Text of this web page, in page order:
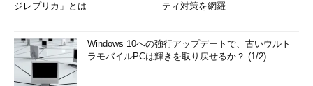
ジレプリカ」とは
ティ対策を網羅
Windows 10への強行アップデートで、古いウルト
ラモバイルPCは輝きを取り戻せるか？ (1/2)